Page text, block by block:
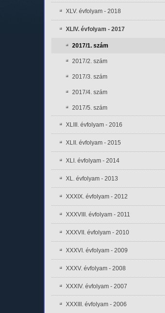
XLV. évfolyam - 2018
XLIV. évfolyam - 2017
2017/1. szám
2017/2. szám
2017/3. szám
2017/4. szám
2017/5. szám
XLIII. évfolyam - 2016
XLII. évfolyam - 2015
XLI. évfolyam - 2014
XL. évfolyam - 2013
XXXIX. évfolyam - 2012
XXXVIII. évfolyam - 2011
XXXVII. évfolyam - 2010
XXXVI. évfolyam - 2009
XXXV. évfolyam - 2008
XXXIV. évfolyam - 2007
XXXIII. évfolyam - 2006